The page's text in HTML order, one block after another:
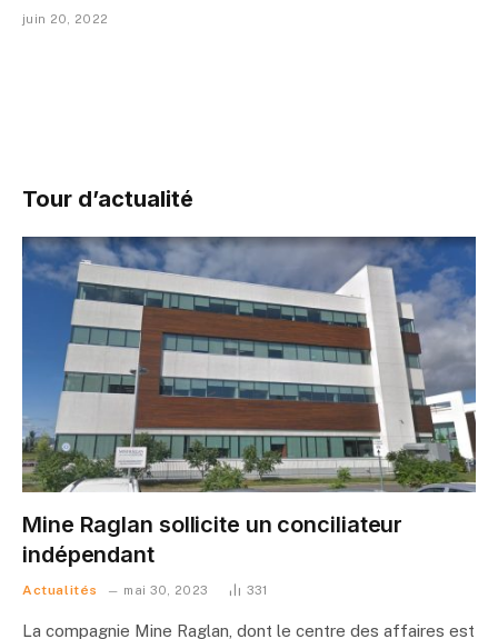
juin 20, 2022
Tour d’actualité
Mine Raglan sollicite un conciliateur
indépendant
Actualités mai 30, 2023 331
La compagnie Mine Raglan, dont le centre des affaires est